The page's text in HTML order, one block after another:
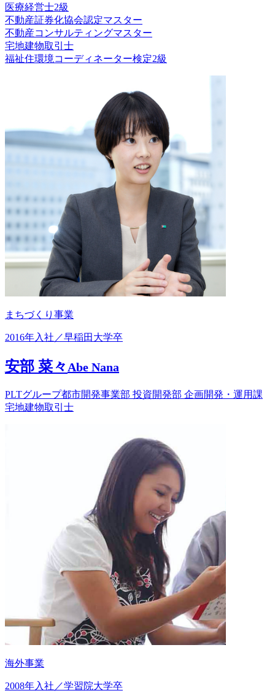
医療経営士2級
不動産証券化協会認定マスター
不動産コンサルティングマスター
宅地建物取引士
福祉住環境コーディネーター検定2級
まちづくり事業
2016年入社／早稲田大学卒
安部 菜々 Abe Nana
PLTグループ都市開発事業部 投資開発部 企画開発・運用課
宅地建物取引士
海外事業
2008年入社／学習院大学卒